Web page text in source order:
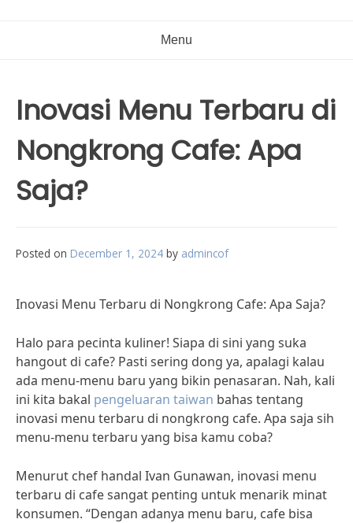
Menu
Inovasi Menu Terbaru di
Nongkrong Cafe: Apa
Saja?
Posted on December 1, 2024 by admincof
Inovasi Menu Terbaru di Nongkrong Cafe: Apa Saja?
Halo para pecinta kuliner! Siapa di sini yang suka
hangout di cafe? Pasti sering dong ya, apalagi kalau
ada menu-menu baru yang bikin penasaran. Nah, kali
ini kita bakal pengeluaran taiwan bahas tentang
inovasi menu terbaru di nongkrong cafe. Apa saja sih
menu-menu terbaru yang bisa kamu coba?
Menurut chef handal Ivan Gunawan, inovasi menu
terbaru di cafe sangat penting untuk menarik minat
konsumen. “Dengan adanya menu baru, cafe bisa